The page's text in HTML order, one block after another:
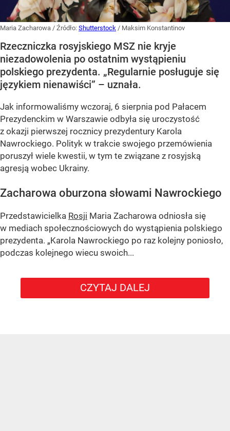
Maria Zacharowa / Źródło: Shutterstock / Maksim Konstantinov
Rzeczniczka rosyjskiego MSZ nie kryje
niezadowolenia po ostatnim wystąpieniu
polskiego prezydenta. „Regularnie posługuje się
językiem nienawiści” – uznała.
Jak informowaliśmy wczoraj, 6 sierpnia pod Pałacem
Prezydenckim w Warszawie odbyła się uroczystość
z okazji pierwszej rocznicy prezydentury Karola
Nawrockiego. Polityk w trakcie swojego przemówienia
poruszył wiele kwestii, w tym te związane z rosyjską
agresją wobec Ukrainy.
Zacharowa oburzona słowami Nawrockiego
Przedstawicielka Rosji Maria Zacharowa odniosła się
w mediach społecznościowych do wystąpienia polskiego
prezydenta. „Karola Nawrockiego po raz kolejny poniosło,
podczas kolejnego wiecu swoich...
CZYTAJ DALEJ